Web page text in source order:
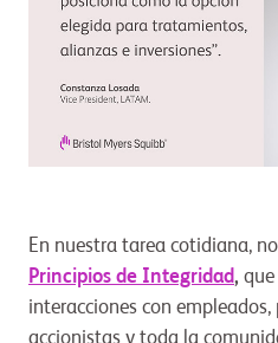
En nuestra tarea cotidiana,
Principios de Integridad, que
interacciones con empleados,